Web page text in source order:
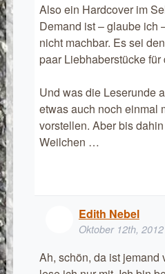
Also ein Hardcover im
Demand ist – glaube ich
nicht machbar. Es sei
paar Liebhaberstücke
Und was die Leserunde
etwas auch noch einmal
vorstellen. Aber bis
Weilchen …
Edith Nebel
Oktober 12th, 2012
Ah, schön, da ist